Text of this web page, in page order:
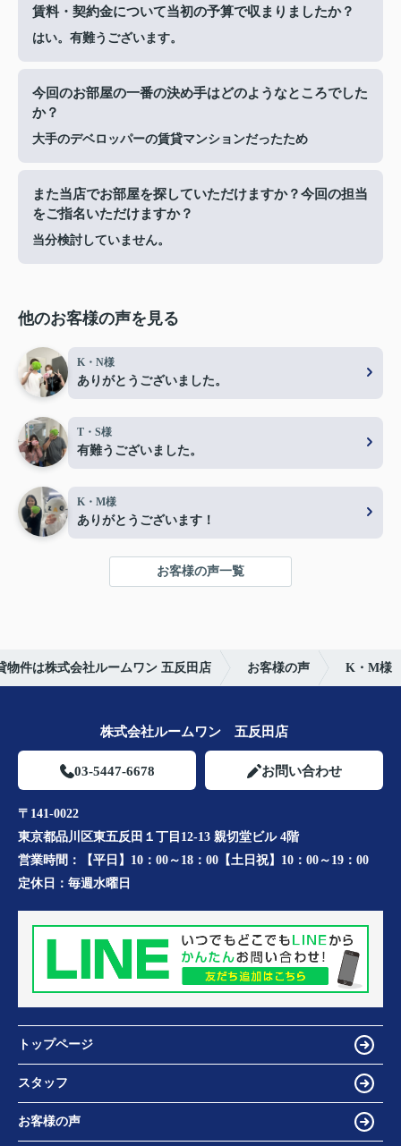
賃料・契約金について当初の予算で収まりましたか？
はい。有難うございます。
今回のお部屋の一番の決め手はどのようなところでした
か？
大手のデベロッパーの賃貸マンションだったため
また当店でお部屋を探していただけますか？今回の担当
をご指名いただけますか？
当分検討していません。
他のお客様の声を見る
K・N様
ありがとうございました。
T・S様
有難うございました。
K・M様
ありがとうございます！
お客様の声一覧
物件は株式会社ルームワン 五反田店 お客様の声 K・M様
株式会社ルームワン 五反田店
03-5447-6678 お問い合わせ
〒141-0022
東京都品川区東五反田１丁目12-13 親切堂ビル 4階
営業時間：
【平日】10：00～18：00【土日祝】10：00～19：00
定休日： 毎週水曜日
トップページ
スタッフ
お客様の声